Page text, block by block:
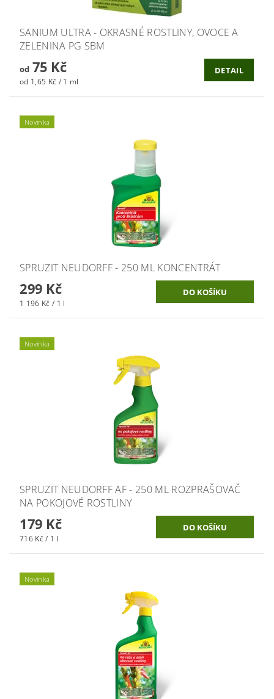
SANIUM ULTRA - OKRASNÉ ROSTLINY, OVOCE A
ZELENINA PG SBM
od75 Kč
od 1,65 Kč / 1 ml
DETAIL
Novinka
SPRUZIT NEUDORFF - 250 ML KONCENTRÁT
299 Kč
1 196 Kč / 1 l
Novinka
SPRUZIT NEUDORFF AF - 250 ML ROZPRAŠOVAČ
NA POKOJOVÉ ROSTLINY
179 Kč
716 Kč / 1 l
Novinka